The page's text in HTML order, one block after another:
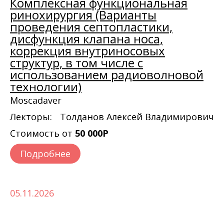
ринохирургия (Варианты
проведения септопластики,
дисфункция клапана носа,
коррекция внутриносовых
структур, в том числе с
использованием радиоволновой
технологии)
Moscadaver
Лекторы:
Толданов Алексей Владимирович
Стоимость от 50 000Р
Подробнее
05.11.2026